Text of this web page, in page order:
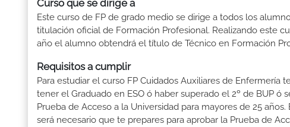
Curso que se dirige a
Este curso de FP de grado medio se dirige a todos los
titulación oficial de Formación Profesional. Realizando este
año el alumno obtendrá el título de Técnico en Formación
Requisitos a cumplir
Para estudiar el curso FP Cuidados Auxiliares de
tener el Graduado en ESO ó haber superado el 2º de BUP ó
Prueba de Acceso a la Universidad para mayores de 25
será necesario que te prepares para aprobar la Prueba de